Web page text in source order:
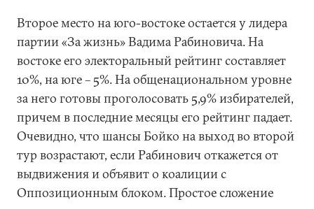
Второе место на юго-востоке остается у лидера
партии «За жизнь» Вадима Рабиновича. На
востоке его электоральный рейтинг составляет
10%, на юге – 5%. На общенациональном уровне
за него готовы проголосовать 5,9% избирателей,
причем в последние месяцы его рейтинг падает.
Очевидно, что шансы Бойко на выход во второй
тур возрастают, если Рабинович откажется от
выдвижения и объявит о коалиции с
Оппозиционным блоком. Простое сложение